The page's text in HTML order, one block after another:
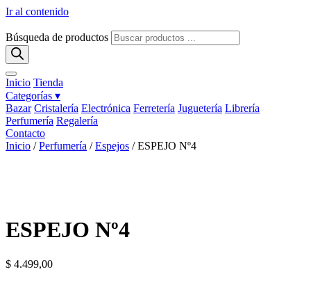
Ir al contenido
Búsqueda de productos
Inicio Tienda
Categorías ▾
Bazar Cristalería Electrónica Ferretería Juguetería Librería
Perfumería Regalería
Contacto
Inicio /Perfumería /Espejos / ESPEJO Nº4
ESPEJO Nº4
$ 4.499,00